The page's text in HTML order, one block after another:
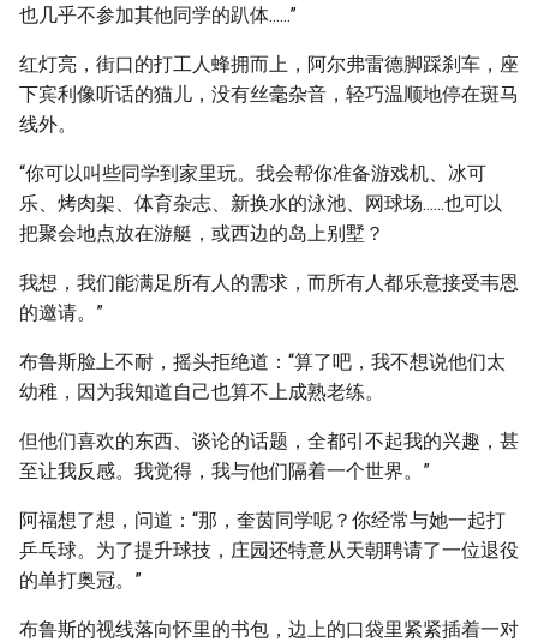
也几乎不参加其他同学的趴体......”
红灯亮，街口的打工人蜂拥而上，阿尔弗雷德脚踩刹车，座
下宾利像听话的猫儿，没有丝毫杂音，轻巧温顺地停在斑马
线外。
“你可以叫些同学到家里玩。我会帮你准备游戏机、冰可
乐、烤肉架、体育杂志、新换水的泳池、网球场......也可以
把聚会地点放在游艇，或西边的岛上别墅？
我想，我们能满足所有人的需求，而所有人都乐意接受韦恩
的邀请。”
布鲁斯脸上不耐，摇头拒绝道：“算了吧，我不想说他们太
幼稚，因为我知道自己也算不上成熟老练。
但他们喜欢的东西、谈论的话题，全都引不起我的兴趣，甚
至让我反感。我觉得，我与他们隔着一个世界。”
阿福想了想，问道：“那，奎茵同学呢？你经常与她一起打
乒乓球。为了提升球技，庄园还特意从天朝聘请了一位退役
的单打奥冠。”
布鲁斯的视线落向怀里的书包，边上的口袋里紧紧插着一对